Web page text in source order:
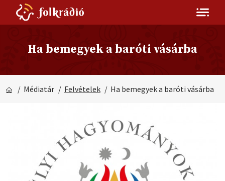
Ha bemegyek a baróti vásárba
/ Médiatár / Felvételek / Ha bemegyek a baróti vásárba